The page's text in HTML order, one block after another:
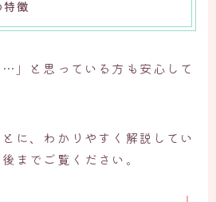
徴
…」と思っている方も安心して
に、わかりやすく解説してい
までご覧ください。